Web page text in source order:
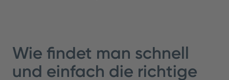
Wie findet man schnell
und einfach die richtige